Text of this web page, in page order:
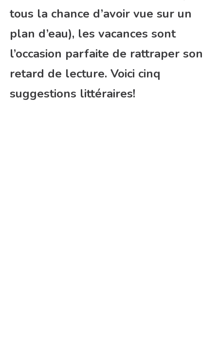
tous la chance d’avoir vue sur un
plan d’eau), les vacances sont
l’occasion parfaite de rattraper son
retard de lecture. Voici cinq
suggestions littéraires!